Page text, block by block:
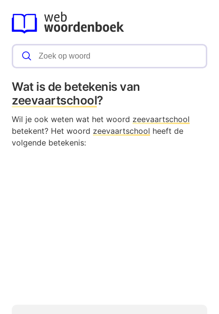
Wat is de betekenis van
zeevaartschool?
Wil je ook weten wat het woord zeevaartschool
betekent? Het woord zeevaartschool heeft de
volgende betekenis: